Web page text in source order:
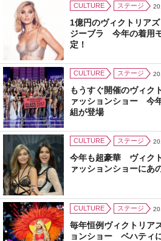
CULTURE ステージ
1億円のヴィクトリア
ジーブラ 今年の着用
定！
CULTURE ステージ
もうすぐ開催のヴィク
ァッションショー 今
組が登場
CULTURE ステージ
今年も超豪華 ヴィク
ァッションショーにあ
CULTURE ステージ
毎年恒例ヴィクトリア
ョンショー ベハティ